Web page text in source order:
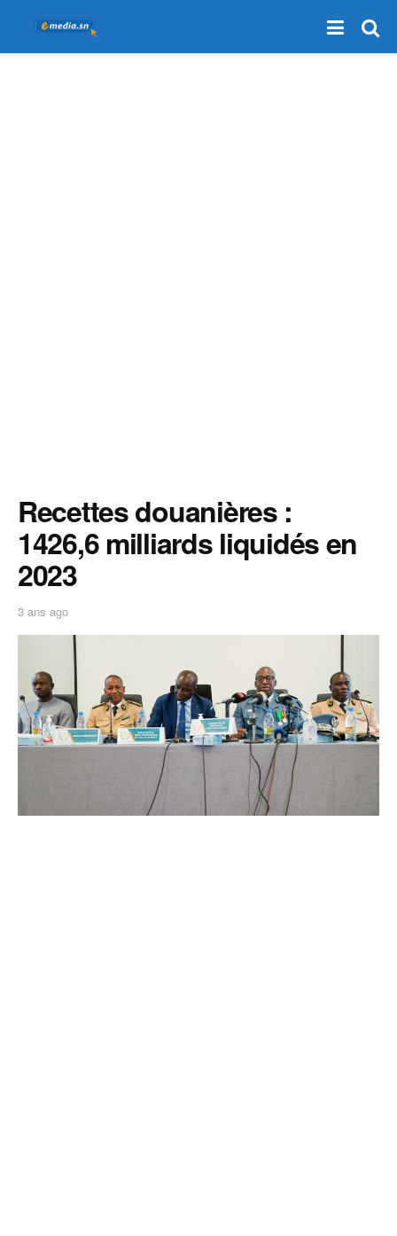
Recettes douanières :
1426,6 milliards liquidés en
2023
3 ans ago